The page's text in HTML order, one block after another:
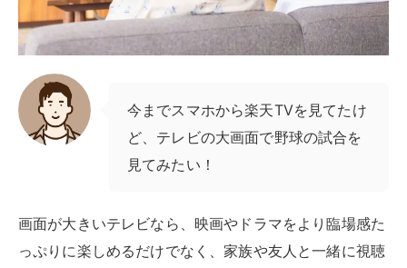
するときも快適です。楽天TVをテレビで見る方法は、
手持ちの機器や環境によってさまざまな選択肢がありま
まずは、スマートテレビを使う方法から、Chromecast
やFire TVのようなストリーミングデバイスを活用する
方法、スマートフォンの画面をミラーリングする方法ま
していきます。各方法の特徴やメリットについて詳しく
見ていきましょう。